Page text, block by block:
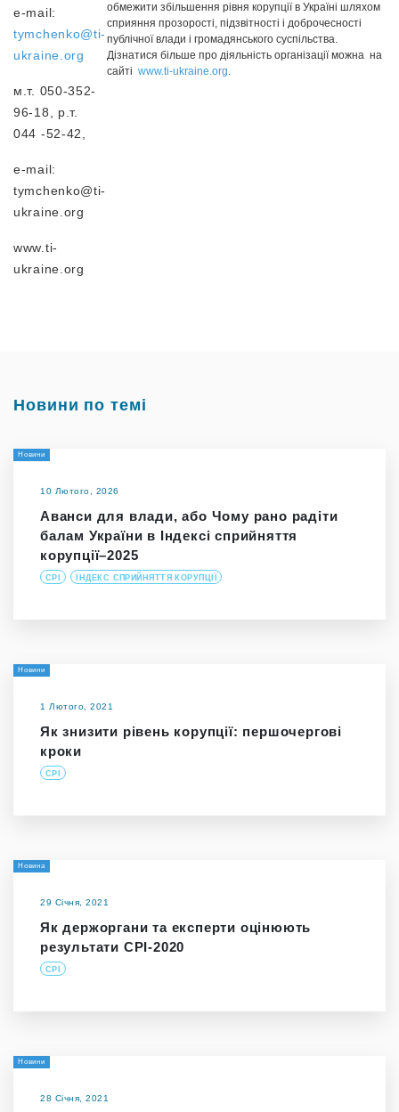
e-mail:
tymchenko@ti-
ukraine.org
м.т. 050-352-
96-18, р.т.
044 -52-42,
e-mail:
tymchenko@ti-
ukraine.org
www.ti-
ukraine.org
обмежити збільшення рівня корупції в Україні шляхом
сприяння прозорості, підзвітності і доброчесності
публічної влади і громадянського суспільства.
Дізнатися більше про діяльність організації можна на
сайті www.ti-ukraine.org.
Новини по темі
Новини
10 Лютого, 2026
Аванси для влади, або Чому рано радіти
балам України в Індексі сприйняття
корупції–2025
CPI ІНДЕКС СПРИЙНЯТТЯ КОРУПЦІЇ
Новини
1 Лютого, 2021
Як знизити рівень корупції: першочергові
кроки
CPI
Новина
29 Січня, 2021
Як держоргани та експерти оцінюють
результати СРІ-2020
CPI
Новини
28 Січня, 2021